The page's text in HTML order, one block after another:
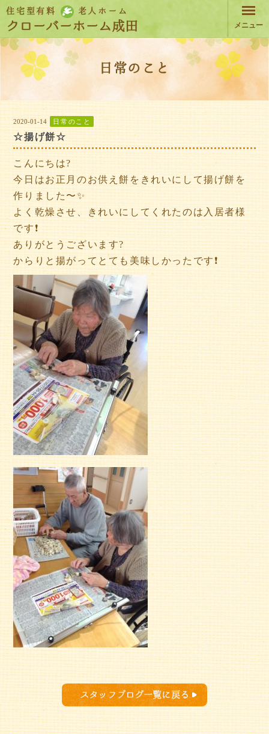
クローバーホーム成田
住宅型有料
老人ホーム
メニュー
日常のこと
2020-01-14 日常のこと
☆揚げ餅☆
こんにちは?
今日はお正月のお供え餅をきれいにして揚げ餅を
作りました〜✨
よく乾燥させ、きれいにしてくれたのは入居者様
です❗️
ありがとうございます?
からりと揚がってとても美味しかったです❗️
スタッフブログ一覧に戻る